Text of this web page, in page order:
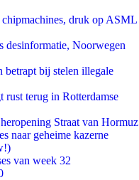
druk op ASML
Noorwegen
betrapt bij stelen illegale
rust terug in Rotterdamse
Straat van Hormuz
naar geheime kazerne
van week 32